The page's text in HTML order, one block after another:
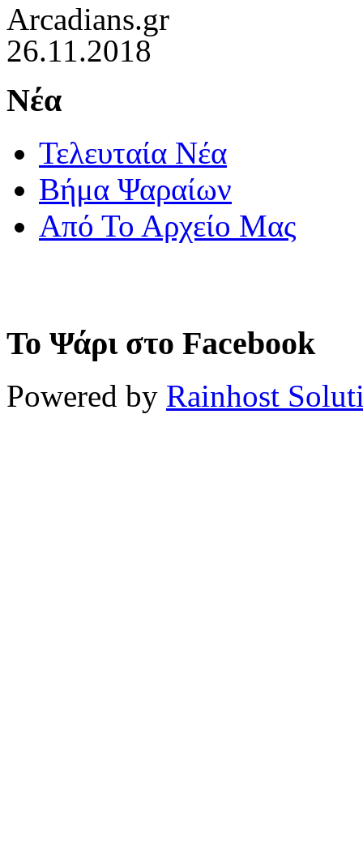
Arcadians.gr
26.11.2018
Νέα
Τελευταία Νέα
Βήμα Ψαραίων
Από Το Αρχείο Μας
Το Ψάρι στο Facebook
Powered by Rainhost